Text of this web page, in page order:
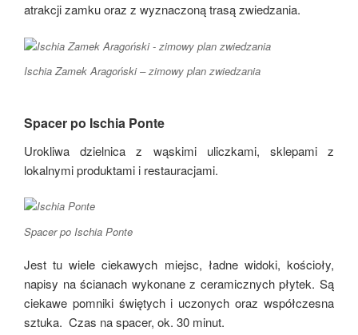
atrakcji zamku oraz z wyznaczoną trasą zwiedzania.
Ischia Zamek Aragoński – zimowy plan zwiedzania
Spacer po Ischia Ponte
Urokliwa dzielnica z wąskimi uliczkami, sklepami z
lokalnymi produktami i restauracjami.
Spacer po Ischia Ponte
Jest tu wiele ciekawych miejsc, ładne widoki, kościoły,
napisy na ścianach wykonane z ceramicznych płytek. Są
ciekawe pomniki świętych i uczonych oraz współczesna
sztuka. Czas na spacer, ok. 30 minut.